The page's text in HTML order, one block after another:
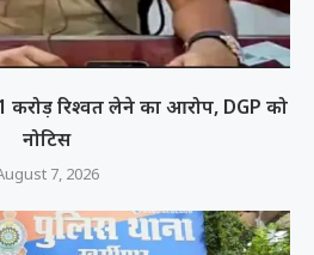
करोड़ रिश्वत लेने का आरोप, DGP को
नोटिस
7, 2026